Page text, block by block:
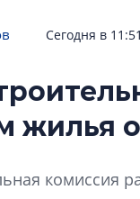
Сегодня в 11:51
жилья
комиссия